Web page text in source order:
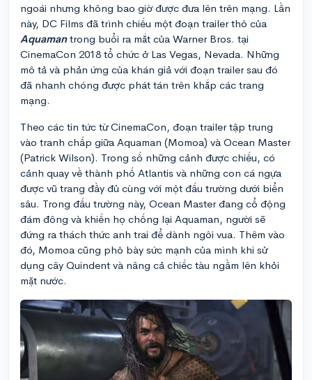
ngoái nhưng không bao giờ được đưa lên trên mạng. Lần
này, DC Films đã trình chiếu một đoạn trailer thô của
Aquamantrong buổi ra mắt của Warner Bros. tại
CinemaCon 2018 tổ chức ở Las Vegas, Nevada. Những
mô tả và phản ứng của khán giả với đoạn trailer sau đó
đã nhanh chóng được phát tán trên khắp các trang
mạng.
Theo các tin tức từ CinemaCon, đoạn trailer tập trung
vào tranh chấp giữa Aquaman (Momoa) và Ocean Master
(Patrick Wilson). Trong số những cảnh được chiếu, có
cảnh quay về thành phố Atlantis và những con cá ngựa
được vũ trang đầy đủ cùng với một đấu trường dưới biển
sâu. Trong đấu trường này, Ocean Master đang cổ động
đám đông và khiến họ chống lại Aquaman, người sẽ
đứng ra thách thức anh trai để dành ngôi vua. Thêm vào
đó, Momoa cũng phô bày sức mạnh của mình khi sử
dụng cây Quindent và nâng cả chiếc tàu ngầm lên khỏi
mặt nước.